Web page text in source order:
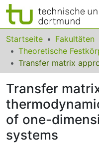
Bereiche & Sammlungen
Das gesamte
FAQ
Leitlinien
Zurück zur Startseite
Startseite Fakultäten
Transfer
of one-
systems